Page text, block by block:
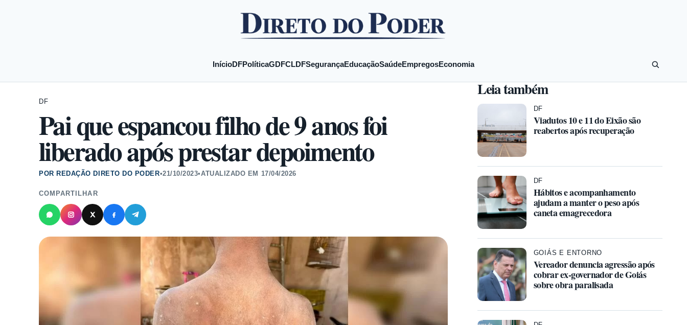
InícioDFPolíticaGDFCLDFSegurançaEducaçãoSaúdeEmpregosEconomia
DF
Pai que espancou filho de 9 anos foi
liberado após prestar depoimento
POR REDAÇÃO DIRETO DO PODER•21/10/2023•ATUALIZADO EM 17/04/2026
COMPARTILHAR
Leia também
DF
Viadutos 10 e 11 do Eixão são
reabertos após recuperação
DF
Hábitos e acompanhamento
ajudam a manter o peso após
caneta emagrecedora
GOIÁS E ENTORNO
Vereador denuncia agressão após
cobrar ex-governador de Goiás
sobre obra paralisada